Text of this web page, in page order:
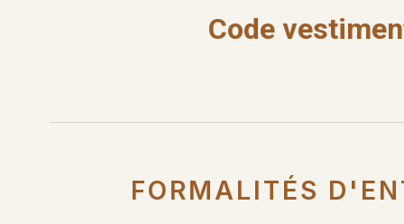
Code
FORMALITÉS